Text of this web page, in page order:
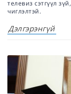
телевиз сэтгүүл
чиглэлтэй.
Дэлгэрэнгүй